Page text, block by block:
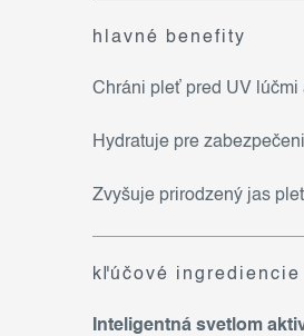
hlavné benefity
Chráni pleť pred UV lúčmi
Hydratuje pre
Zvyšuje prirodzený jas
kľúčové ingrediencie
Inteligentná svetlom